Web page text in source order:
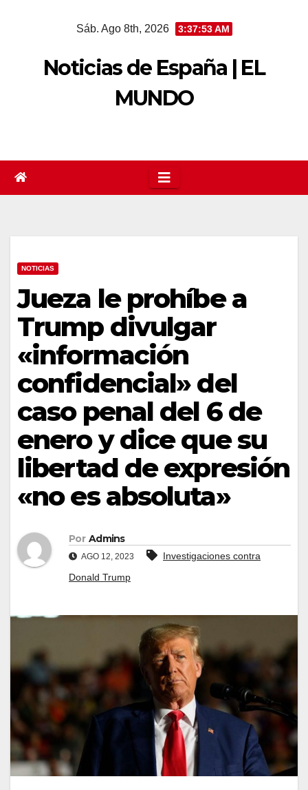
Sáb. Ago 8th, 2026 3:37:54 AM
Noticias de España | EL
MUNDO
NOTICIAS
Jueza le prohíbe a
Trump divulgar
«información
confidencial» del
caso penal del 6 de
enero y dice que su
libertad de expresión
«no es absoluta»
Por Admins
AGO 12, 2023
Investigaciones contra
Donald Trump